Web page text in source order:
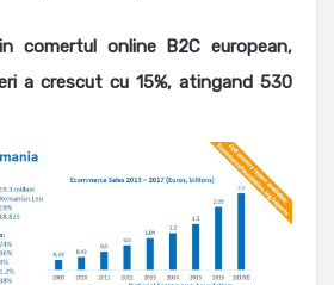
n comertul online B2C european,
a crescut cu 15%, atingand 530